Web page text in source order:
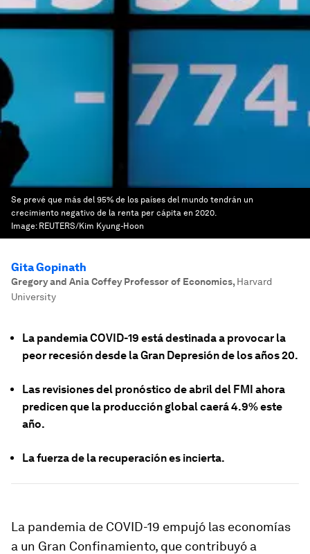
Se prevé que más del 95% de los países del mundo tendrán un
crecimiento negativo de la renta per cápita en 2020.
Image: REUTERS/Kim Kyung-Hoon
Gita Gopinath
Gregory and Ania Coffey Professor of Economics, Harvard
University
La pandemia COVID-19 está destinada a provocar la
peor recesión desde la Gran Depresión de los años 20.
Las revisiones del pronóstico de abril del FMI ahora
predicen que la producción global caerá 4.9% este
año.
La fuerza de la recuperación es incierta.
La pandemia de COVID-19 empujó las economías
a un Gran Confinamiento, que contribuyó a